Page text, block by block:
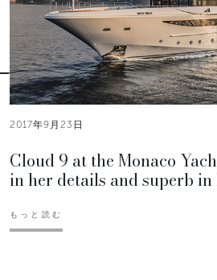
2017年9月23日
Cloud 9 at the Monaco
in her details and superb in
もっと読む